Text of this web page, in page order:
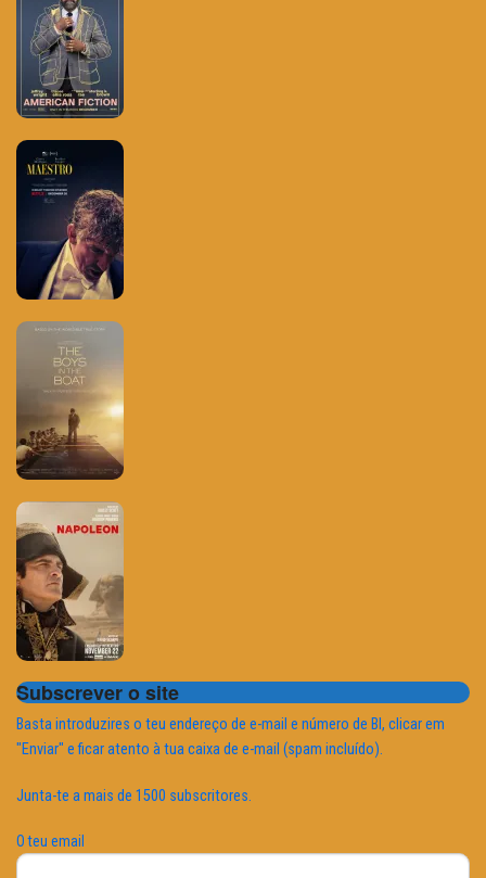
Subscrever o site
Basta introduzires o teu endereço de e-mail e número de BI, clicar em
"Enviar" e ficar atento à tua caixa de e-mail (spam incluído).
Junta-te a mais de 1500 subscritores.
O teu email